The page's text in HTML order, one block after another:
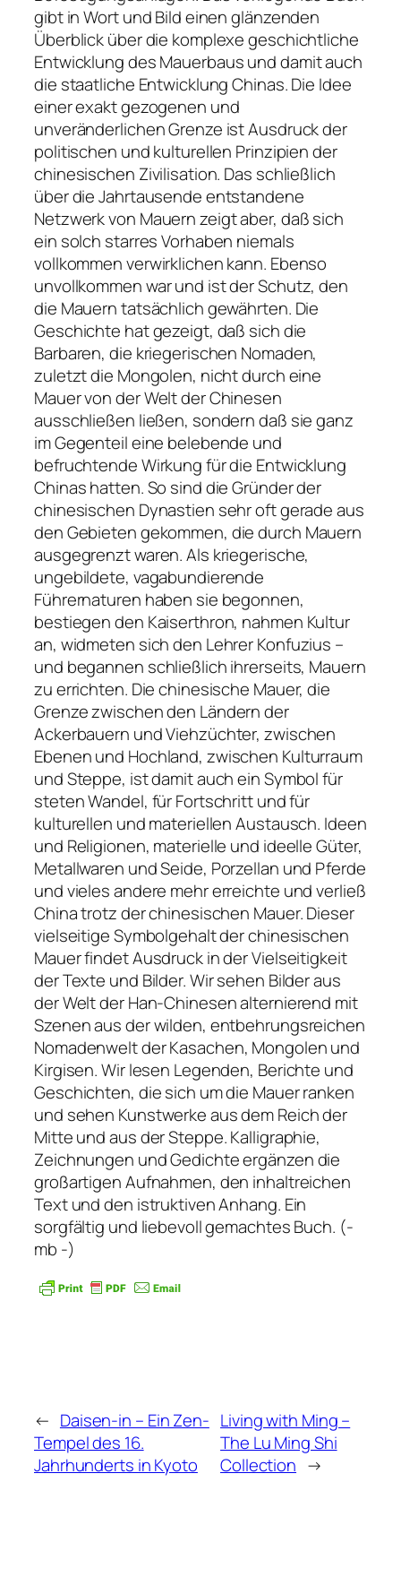
gibt in Wort und Bild einen glänzenden
Überblick über die komplexe geschichtliche
Entwicklung des Mauerbaus und damit auch
die staatliche Entwicklung Chinas. Die Idee
einer exakt gezogenen und
unveränderlichen Grenze ist Ausdruck der
politischen und kulturellen Prinzipien der
chinesischen Zivilisation. Das schließlich
über die Jahrtausende entstandene
Netzwerk von Mauern zeigt aber, daß sich
ein solch starres Vorhaben niemals
vollkommen verwirklichen kann. Ebenso
unvollkommen war und ist der Schutz, den
die Mauern tatsächlich gewährten. Die
Geschichte hat gezeigt, daß sich die
Barbaren, die kriegerischen Nomaden,
zuletzt die Mongolen, nicht durch eine
Mauer von der Welt der Chinesen
ausschließen ließen, sondern daß sie ganz
im Gegenteil eine belebende und
befruchtende Wirkung für die Entwicklung
Chinas hatten. So sind die Gründer der
chinesischen Dynastien sehr oft gerade aus
den Gebieten gekommen, die durch Mauern
ausgegrenzt waren. Als kriegerische,
ungebildete, vagabundierende
Führernaturen haben sie begonnen,
bestiegen den Kaiserthron, nahmen Kultur
an, widmeten sich den Lehrer Konfuzius –
und begannen schließlich ihrerseits, Mauern
zu errichten. Die chinesische Mauer, die
Grenze zwischen den Ländern der
Ackerbauern und Viehzüchter, zwischen
Ebenen und Hochland, zwischen Kulturraum
und Steppe, ist damit auch ein Symbol für
steten Wandel, für Fortschritt und für
kulturellen und materiellen Austausch. Ideen
und Religionen, materielle und ideelle Güter,
Metallwaren und Seide, Porzellan und Pferde
und vieles andere mehr erreichte und verließ
China trotz der chinesischen Mauer. Dieser
vielseitige Symbolgehalt der chinesischen
Mauer findet Ausdruck in der Vielseitigkeit
der Texte und Bilder. Wir sehen Bilder aus
der Welt der Han-Chinesen alternierend mit
Szenen aus der wilden, entbehrungsreichen
Nomadenwelt der Kasachen, Mongolen und
Kirgisen. Wir lesen Legenden, Berichte und
Geschichten, die sich um die Mauer ranken
und sehen Kunstwerke aus dem Reich der
Mitte und aus der Steppe. Kalligraphie,
Zeichnungen und Gedichte ergänzen die
großartigen Aufnahmen, den inhaltreichen
Text und den istruktiven Anhang. Ein
sorgfältig und liebevoll gemachtes Buch. (-
mb -)
← Daisen-in – Ein Zen-
Tempel des 16.
Jahrhunderts in Kyoto
Living with Ming –
The Lu Ming Shi
Collection →